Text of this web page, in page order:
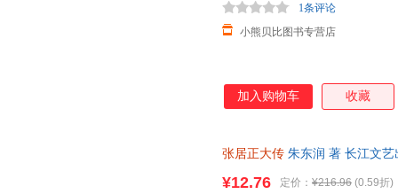
小熊贝比图书专营店
1条评论
加入购物车 收藏
张居正大传 朱东润 著 长江文
¥12.76 定价： ¥216.96 (0.59折)